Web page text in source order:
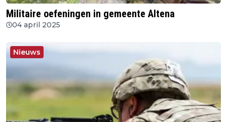
Militaire oefeningen in gemeente Altena
04 april 2025
Nieuws